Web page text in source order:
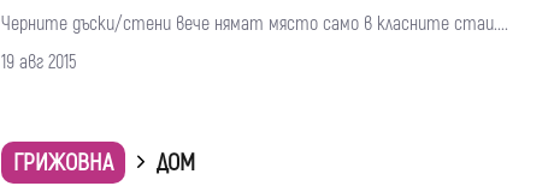
Черните дъски/стени вече нямат място само в класните стаи....
19 авг 2015
ГРИЖОВНА
ДОМ